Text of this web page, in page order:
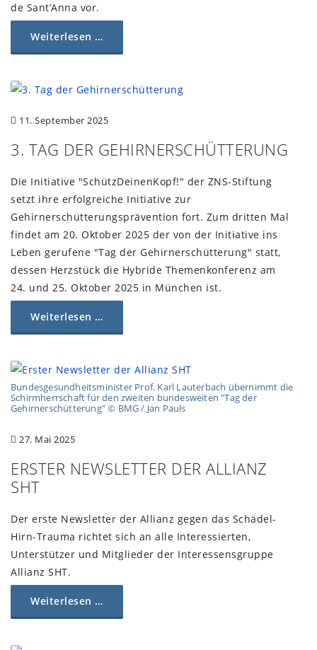
de Sant’Anna vor.
Weiterlesen …
3. TAG DER GEHIRNERSCHÜTTERUNG
11. September 2025
Die Initiative "SchützDeinenKopf!" der ZNS-Stiftung
setzt ihre erfolgreiche Initiative zur
Gehirnerschütterungsprävention fort. Zum dritten Mal
findet am 20. Oktober 2025 der von der Initiative ins
Leben gerufene "Tag der Gehirnerschütterung" statt,
dessen Herzstück die Hybride Themenkonferenz am
24. und 25. Oktober 2025 in München ist.
Weiterlesen …
Bundesgesundheitsminister Prof. Karl Lauterbach übernimmt die
Schirmherrschaft für den zweiten bundesweiten "Tag der
Gehirnerschütterung" © BMG / Jan Pauls
ERSTER NEWSLETTER DER ALLIANZ
SHT
27. Mai 2025
Der erste Newsletter der Allianz gegen das Schädel-
Hirn-Trauma richtet sich an alle Interessierten,
Unterstützer und Mitglieder der Interessensgruppe
Allianz SHT.
Weiterlesen …